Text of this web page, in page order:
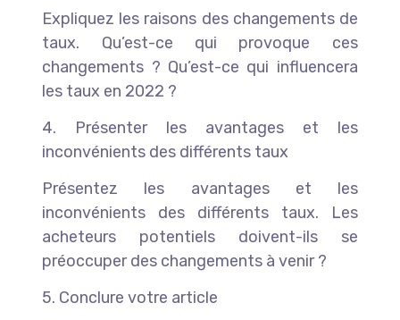
Expliquez les raisons des changements de
taux. Qu’est-ce qui provoque ces
changements ? Qu’est-ce qui influencera
les taux en 2022 ?
4. Présenter les avantages et les
inconvénients des différents taux
Présentez les avantages et les
inconvénients des différents taux. Les
acheteurs potentiels doivent-ils se
préoccuper des changements à venir ?
5. Conclure votre article